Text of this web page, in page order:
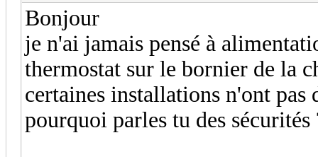
Bonjour
je n'ai jamais pensé à
thermostat sur le bornier de la
certaines installations n'ont pas
pourquoi parles tu des sécurités